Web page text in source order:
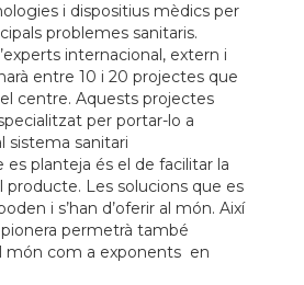
i dispositius mèdics per
problemes sanitaris.
internacional, extern i
entre 10 i 20 projectes que
centre. Aquests projectes
per portar-lo a
sistema sanitari
planteja és el de facilitar la
producte. Les solucions que es
i s’han d’oferir al món. Així
permetrà també
món com a exponents en